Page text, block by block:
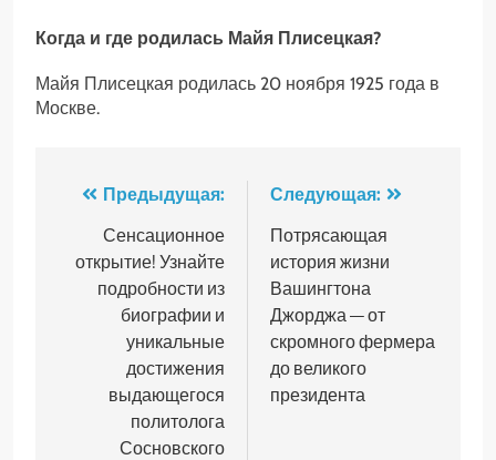
Когда и где родилась Майя Плисецкая?
Майя Плисецкая родилась 20 ноября 1925 года в
Москве.
Навигация
записям
Предыдущая:
Сенсационное
открытие! Узнайте
подробности из
биографии и
уникальные
достижения
выдающегося
политолога
Сосновского
Следующая:
Потрясающая
история жизни
Вашингтона
Джорджа — от
скромного фермера
до великого
президента